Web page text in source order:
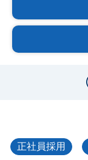
正社員採用